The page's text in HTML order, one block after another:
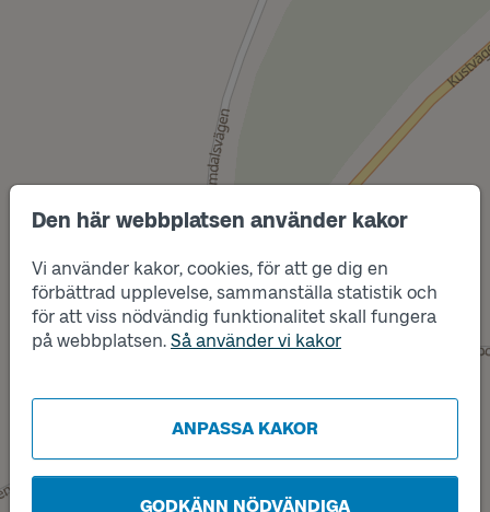
Den här webbplatsen använder kakor
Vi använder kakor, cookies, för att ge dig en
förbättrad upplevelse, sammanställa statistik och
för att viss nödvändig funktionalitet skall fungera
på webbplatsen. Så använder vi kakor
ANPASSA KAKOR
GODKÄNN NÖDVÄNDIGA
Läge
A
Läge
B